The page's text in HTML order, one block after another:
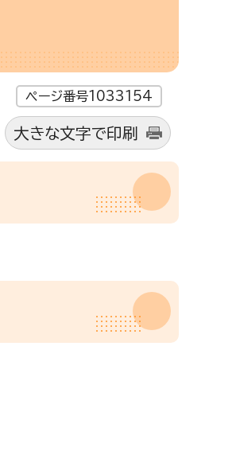
ページ番号1033154
大きな文字で印刷